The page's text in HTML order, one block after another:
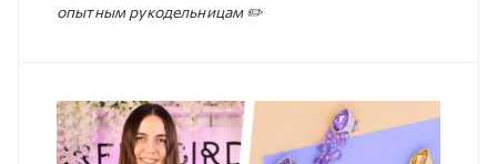
опытным рукодельницам ✏️